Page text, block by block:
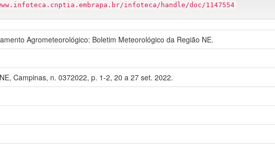
infoteca/handle/doc/1147554
Agrometeorológico: Boletim Meteorológico da Região NE.
Campinas, n. 0372022, p. 1-2, 20 a 27 set. 2022.